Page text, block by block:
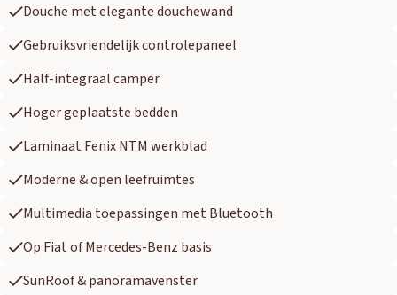
Douche met elegante douchewand
Gebruiksvriendelijk controlepaneel
Half-integraal camper
Hoger geplaatste bedden
Laminaat Fenix NTM werkblad
Moderne & open leefruimtes
Multimedia toepassingen met Bluetooth
Op Fiat of Mercedes-Benz basis
SunRoof & panoramavenster